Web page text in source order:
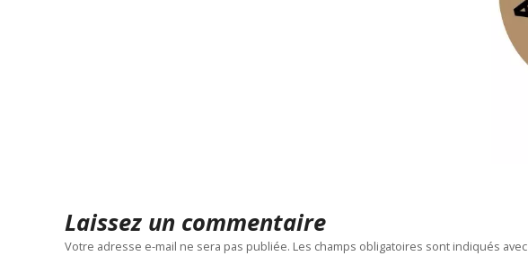
Laissez un commentaire
Votre adresse e-mail ne sera pas publiée. Les champs obligatoires sont indiqués avec